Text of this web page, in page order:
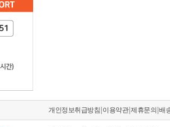
개인정보취급방침 이용약관|제휴문의 |배